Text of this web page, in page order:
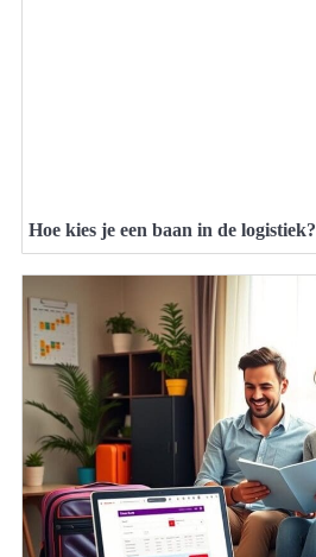
Hoe kies je een baan in de logistiek?